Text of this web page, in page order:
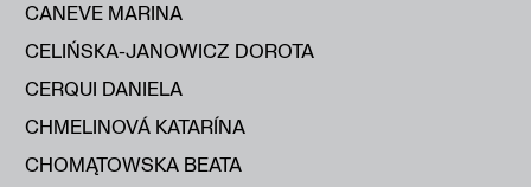
CANEVE MARINA
CELIŃSKA-JANOWICZ DOROTA
CERQUI DANIELA
CHMELINOVÁ KATARÍNA
CHOMĄTOWSKA BEATA